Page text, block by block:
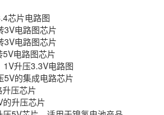
芯片电路图
3V电路图芯片
3V电路图芯片
电路图芯片
1V升压3.3V电路图
5V的集成电路芯片
压芯片
升压芯片